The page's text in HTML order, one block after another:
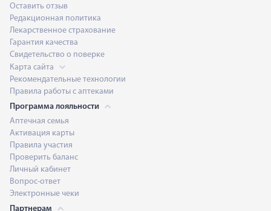
Оставить отзыв
Редакционная политика
Лекарственное страхование
Гарантия качества
Свидетельство о поверке
Карта сайта
Рекомендательные технологии
Правила работы с аптеками
Программа лояльности
Аптечная семья
Активация карты
Правила участия
Проверить баланс
Личный кабинет
Вопрос-ответ
Электронные чеки
Партнерам